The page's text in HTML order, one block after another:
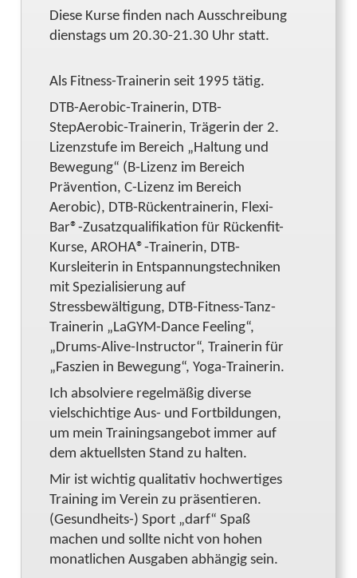
Diese Kurse finden nach Ausschreibung
dienstags um 20.30-21.30 Uhr statt.
Als Fitness-Trainerin seit 1995 tätig.
DTB-Aerobic-Trainerin, DTB-
StepAerobic-Trainerin, Trägerin der 2.
Lizenzstufe im Bereich „Haltung und
Bewegung“ (B-Lizenz im Bereich
Prävention, C-Lizenz im Bereich
Aerobic), DTB-Rückentrainerin, Flexi-
Bar®-Zusatzqualifikation für Rückenfit-
Kurse, AROHA®-Trainerin, DTB-
Kursleiterin in Entspannungstechniken
mit Spezialisierung auf
Stressbewältigung, DTB-Fitness-Tanz-
Trainerin „LaGYM-Dance Feeling“,
„Drums-Alive-Instructor“, Trainerin für
„Faszien in Bewegung“, Yoga-Trainerin.
Ich absolviere regelmäßig diverse
vielschichtige Aus- und Fortbildungen,
um mein Trainingsangebot immer auf
dem aktuellsten Stand zu halten.
Mir ist wichtig qualitativ hochwertiges
Training im Verein zu präsentieren.
(Gesundheits-) Sport „darf“ Spaß
machen und sollte nicht von hohen
monatlichen Ausgaben abhängig sein.